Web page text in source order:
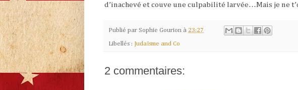
d’inachevé et couve une culpabilité larvée…Mais je ne
Publié par Sophie Gourion à 23:27
Libellés : Judaïsme and Co
2 commentaires: